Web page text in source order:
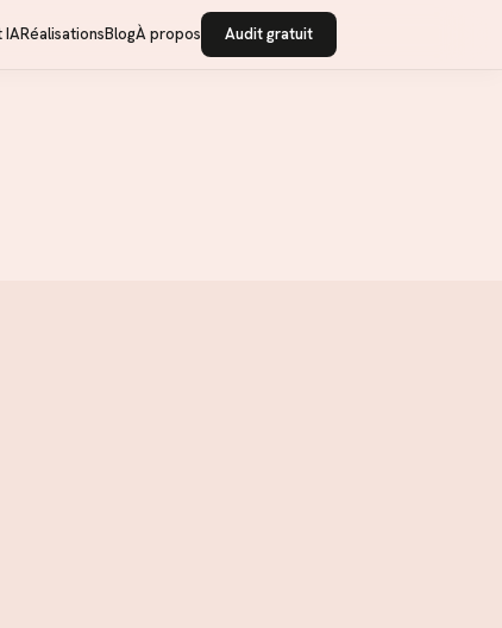
IARéalisationsBlogÀ propos Audit gratuit